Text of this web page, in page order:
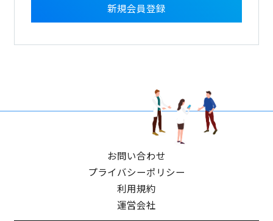
新規会員登録
お問い合わせ
プライバシーポリシー
利用規約
運営会社